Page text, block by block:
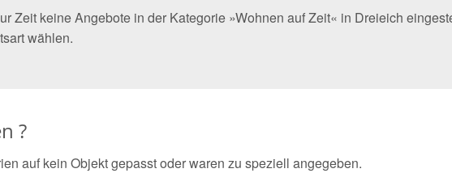
Zeit keine Angebote in der Kategorie »Wohnen auf Zeit« in Dreieich
wählen.
?
auf kein Objekt gepasst oder waren zu speziell angegeben.